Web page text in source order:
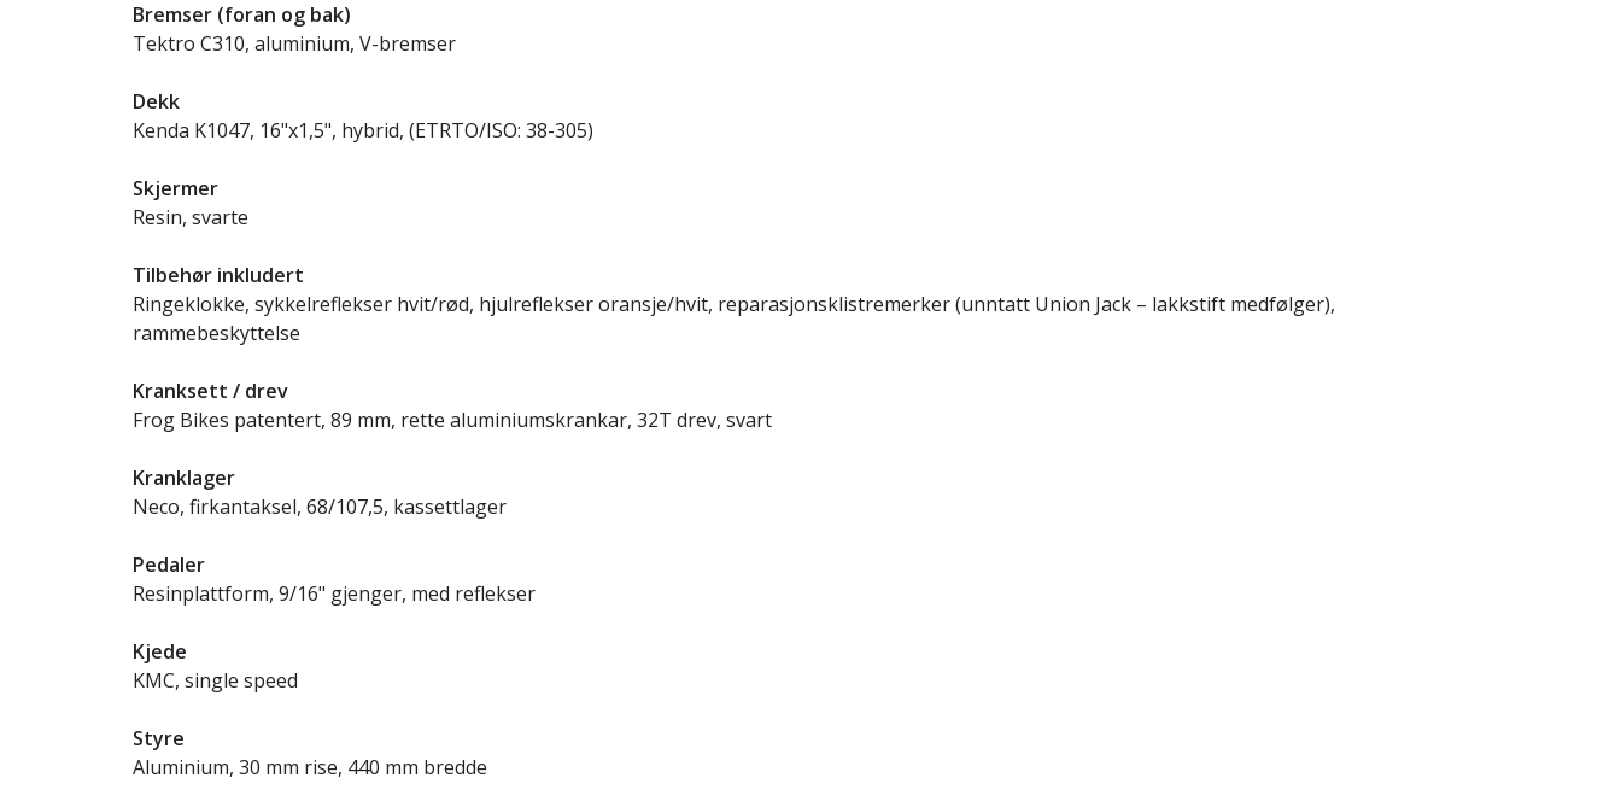
Bremser (foran og bak)
Tektro C310, aluminium, V-bremser
Dekk
Kenda K1047, 16"x1,5", hybrid, (ETRTO/ISO: 38-305)
Skjermer
Resin, svarte
Tilbehør inkludert
Ringeklokke, sykkelreflekser hvit/rød, hjulreflekser oransje/hvit, reparasjonsklistremerker (unntatt Union Jack – lakkstift medfølger),
rammebeskyttelse
Kranksett / drev
Frog Bikes patentert, 89 mm, rette aluminiumskrankar, 32T drev, svart
Kranklager
Neco, firkantaksel, 68/107,5, kassettlager
Pedaler
Resinplattform, 9/16" gjenger, med reflekser
Kjede
KMC, single speed
Styre
Aluminium, 30 mm rise, 440 mm bredde